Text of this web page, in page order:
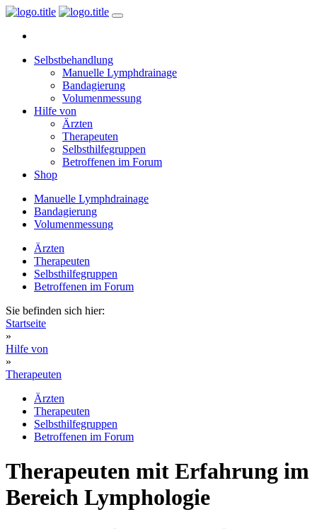
Selbstbehandlung
Manuelle Lymphdrainage
Bandagierung
Volumenmessung
Hilfe von
Ärzten
Therapeuten
Selbsthilfegruppen
Betroffenen im Forum
Shop
Manuelle Lymphdrainage
Bandagierung
Volumenmessung
Ärzten
Therapeuten
Selbsthilfegruppen
Betroffenen im Forum
Sie befinden sich hier:
Startseite
»
Hilfe von
»
Therapeuten
Ärzten
Therapeuten
Selbsthilfegruppen
Betroffenen im Forum
Therapeuten mit Erfahrung im
Bereich Lymphologie